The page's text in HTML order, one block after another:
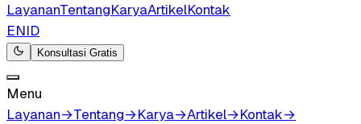
LayananTentangKaryaArtikelKontak
ENID
Konsultasi Gratis
Menu
Layanan→Tentang→Karya→Artikel→Kontak→